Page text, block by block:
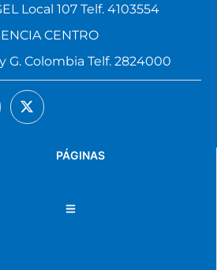
PÁGINAS
Local 107 Telf. 4103554
CENTRO
G. Colombia Telf. 2824000